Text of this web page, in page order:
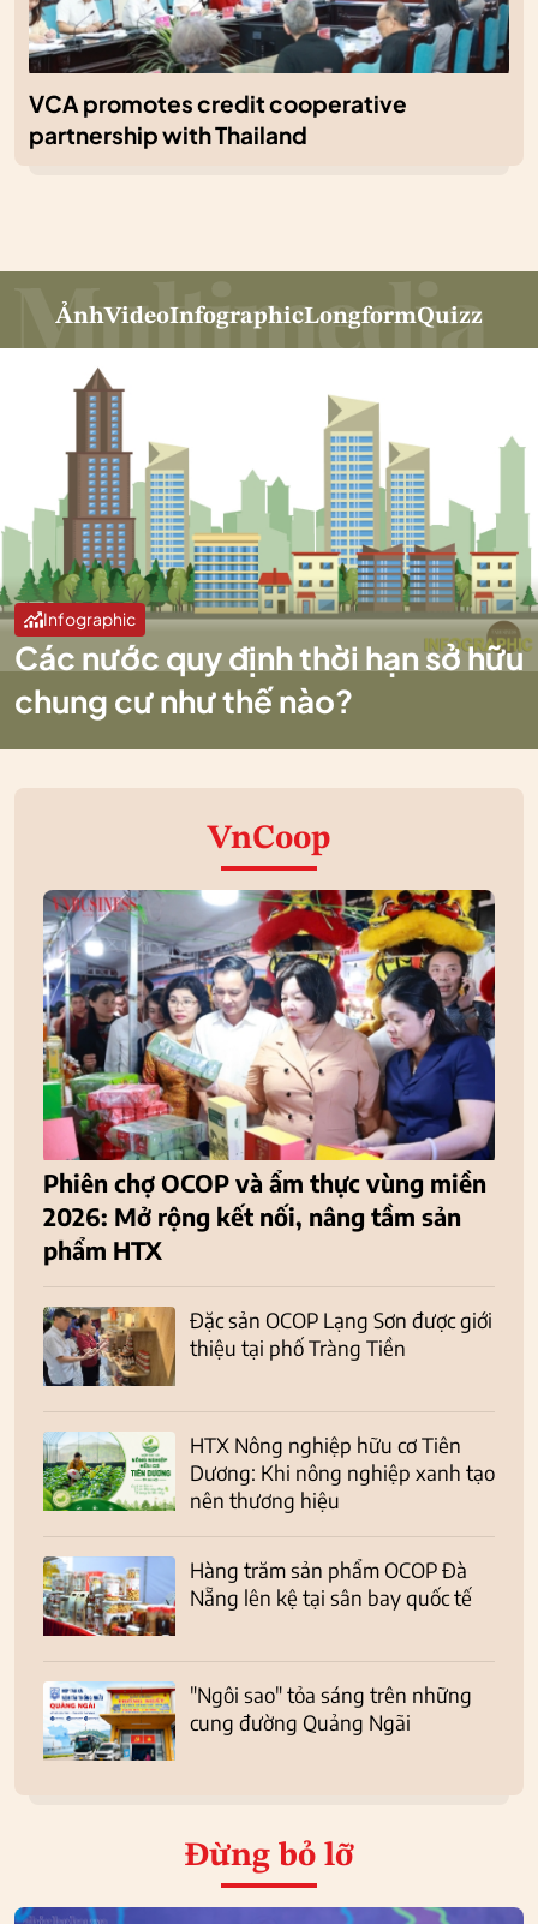
VCA promotes credit cooperative
partnership with Thailand
ẢnhVideoInfographicLongformQuizz
Infographic
Các nước quy định thời hạn sở hữu
chung cư như thế nào?
VnCoop
Phiên chợ OCOP và ẩm thực vùng miền
2026: Mở rộng kết nối, nâng tầm sản
phẩm HTX
Đặc sản OCOP Lạng Sơn được giới
thiệu tại phố Tràng Tiền
HTX Nông nghiệp hữu cơ Tiên
Dương: Khi nông nghiệp xanh tạo
nên thương hiệu
Hàng trăm sản phẩm OCOP Đà
Nẵng lên kệ tại sân bay quốc tế
"Ngôi sao" tỏa sáng trên những
cung đường Quảng Ngãi
Đừng bỏ lỡ